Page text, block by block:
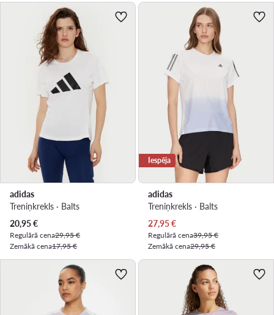
adidas
Treniņkrekls · Balts
Pašreizējā cena
20,95€
Regulārā cena29,95 €
Zemākā cena17,95 €
Iespēja
adidas
Treniņkrekls · Balts
Pašreizējā cena
27,95€
Regulārā cena39,95 €
Zemākā cena29,95 €